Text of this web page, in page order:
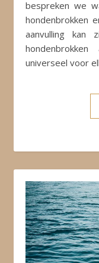
bespreken we
hondenbrokken
aanvulling kan
universeel voor